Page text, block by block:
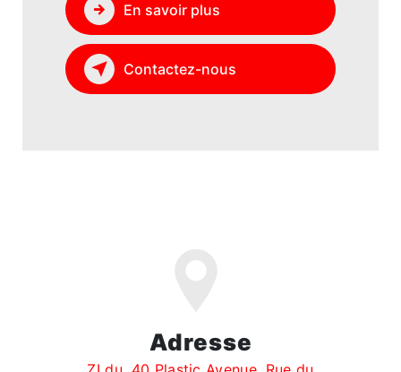
En savoir plus
Contactez-nous
Adresse